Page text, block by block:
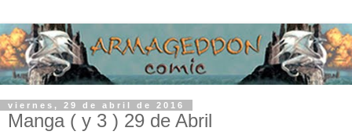
viernes, 29 de abril de 2016
Manga ( y 3 ) 29 de Abril